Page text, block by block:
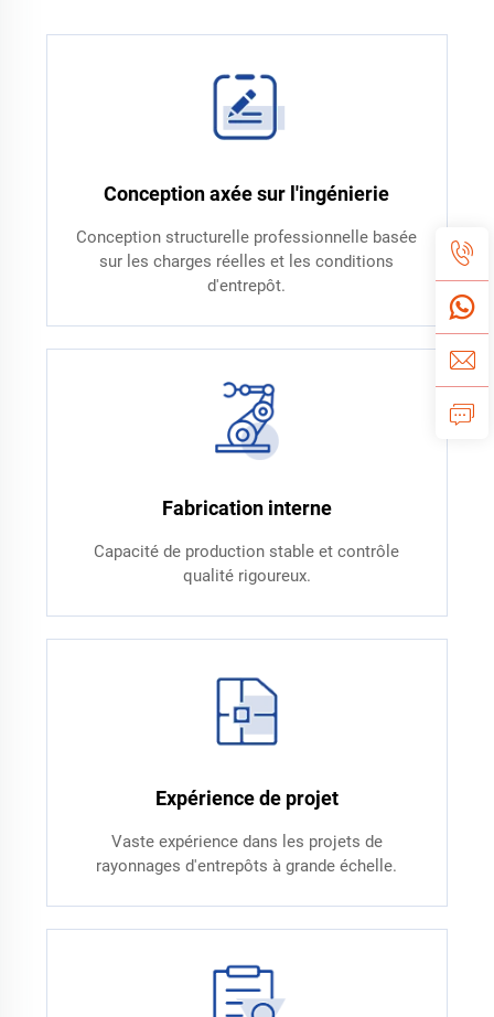
Conception axée sur l'ingénierie
Conception structurelle professionnelle basée
sur les charges réelles et les conditions
d'entrepôt.
Fabrication interne
Capacité de production stable et contrôle
qualité rigoureux.
Expérience de projet
Vaste expérience dans les projets de
rayonnages d'entrepôts à grande échelle.